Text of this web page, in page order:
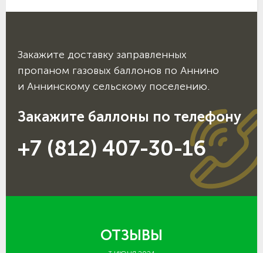
Закажите доставку заправленных
пропаном газовых баллонов по Аннино
и Аннинскому сельскому поселению.
Закажите баллоны по телефону
+7 (812) 407-30-16
ОТЗЫВЫ